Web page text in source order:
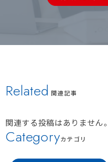
Related 関連記事
関連する投稿はありません。
Categoryカテゴリ